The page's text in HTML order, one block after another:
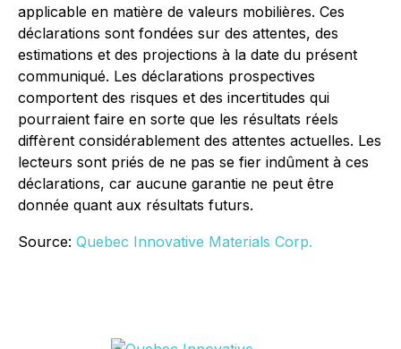
applicable en matière de valeurs mobilières. Ces
déclarations sont fondées sur des attentes, des
estimations et des projections à la date du présent
communiqué. Les déclarations prospectives
comportent des risques et des incertitudes qui
pourraient faire en sorte que les résultats réels
diffèrent considérablement des attentes actuelles. Les
lecteurs sont priés de ne pas se fier indûment à ces
déclarations, car aucune garantie ne peut être
donnée quant aux résultats futurs.
Source: Quebec Innovative Materials Corp.